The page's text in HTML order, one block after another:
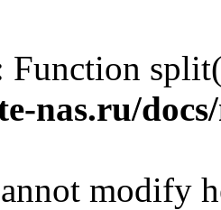
Function
nas.ru/
modify